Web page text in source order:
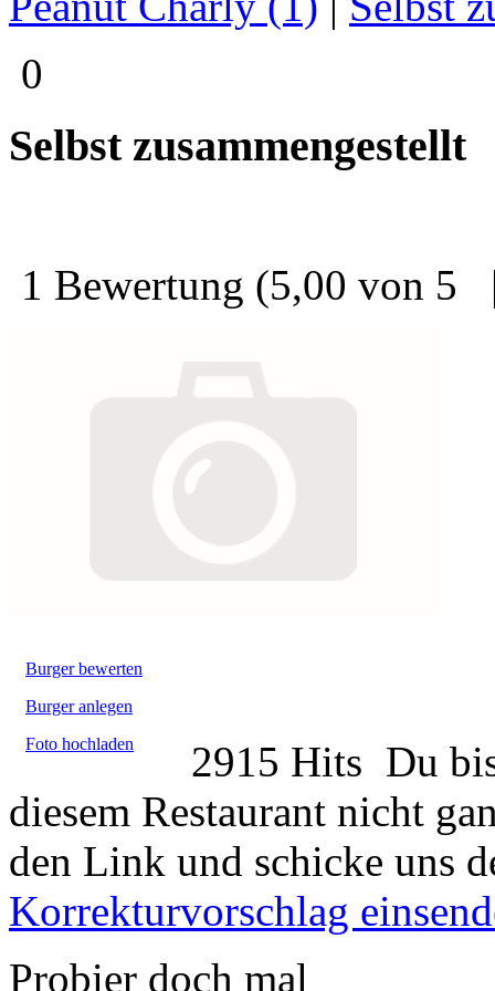
0
Selbst zusammengestellt
1 Bewertung (5,00 von
Burger bewerten
Burger anlegen
Foto hochladen
2915 Hits Du
diesem Restaurant nicht
den Link und schicke uns
Korrekturvorschlag
Probier doch mal